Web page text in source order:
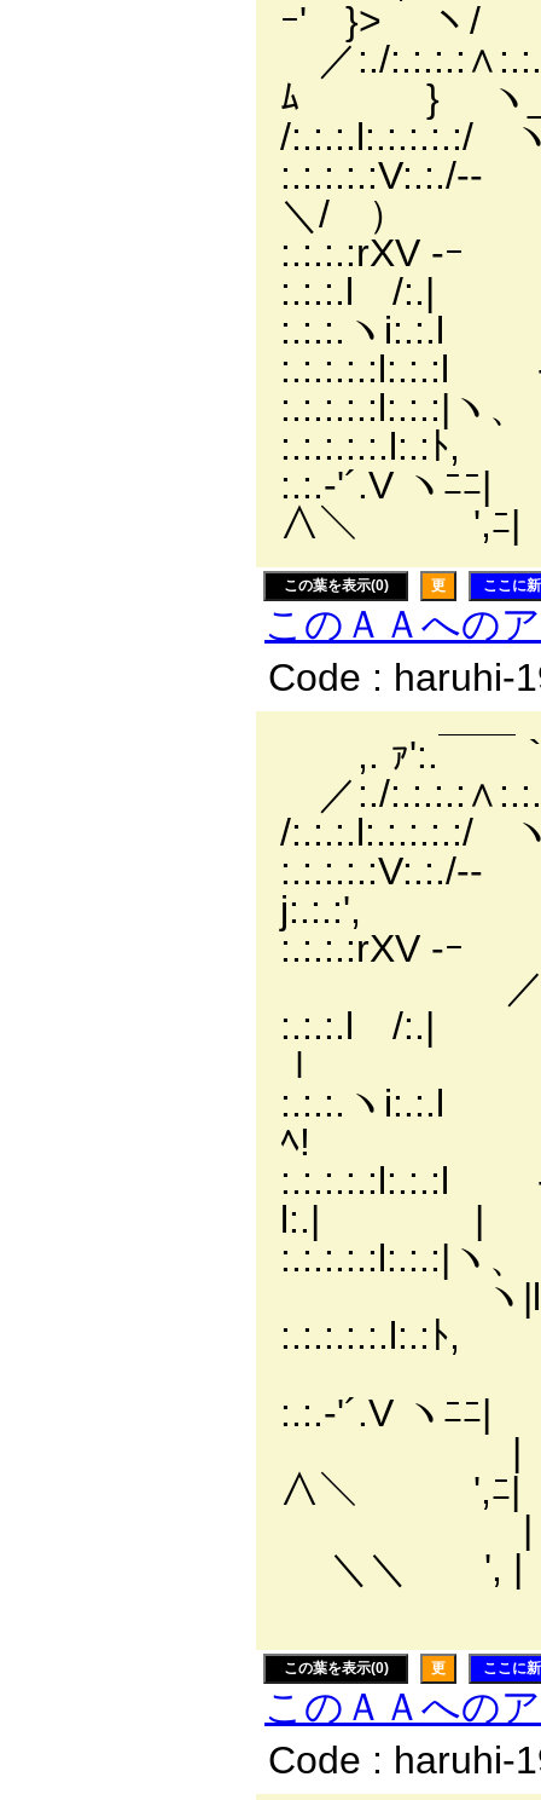
ｰ' }> ヽ
／
ﾑ } ヽ_,
/
＼/ ）
:.:.:.:rXV ‐ｰ
:.:.:.l /:.| |
:.:.:.ヽ
:.:.:.:.:.l:.:ﾄ
:.:.-'´.V ヽ
∧＼ ',ﾆ| /
この葉を表示(0) 更 ここに
このＡＡへの
Code : haruhi-
,. ｧ':.￣￣
／:./
/:.:.:.l:.:.:.:.:/
:.:.:.:rXV ‐
／ ／"
:.:.:.l /:.| |
ｌ
:.:.:.ヽ
ﾍ! 〃
l:.| |
ヽ|l⊃
:.:.:.:.:.l:.:
:.:.-'´.V
| /⌒l,､
∧＼ ',ﾆ|
| / /::|
＼＼ ', |
この葉を表示(0) 更 ここに
このＡＡへの
Code : haruhi-